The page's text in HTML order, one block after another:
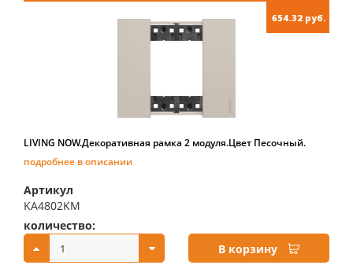
654.32 руб.
LIVING NOW.Декоративная рамка 2 модуля.Цвет Песочный.
подробнее в описании
Артикул
KA4802KM
количество:
В корзину